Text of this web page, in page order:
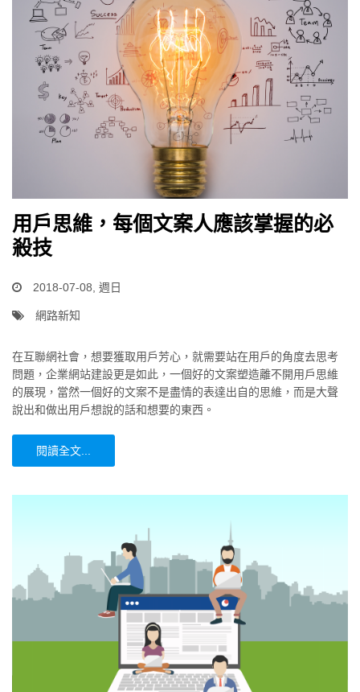
用戶思維，每個文案人應該掌握的必
殺技
2018-07-08, 週日
網路新知
在互聯網社會，想要獲取用戶芳心，就需要站在用戶的角度去思考
問題，企業網站建設更是如此，一個好的文案塑造離不開用戶思維
的展現，當然一個好的文案不是盡情的表達出自的思維，而是大聲
說出和做出用戶想說的話和想要的東西。
閱讀全文...